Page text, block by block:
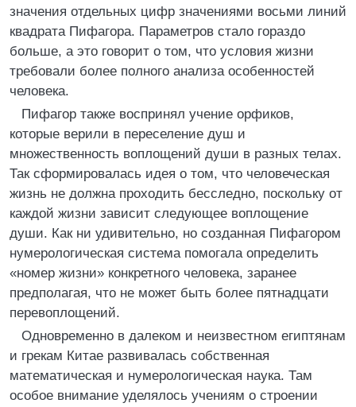
значения отдельных цифр значениями восьми линий
квадрата Пифагора. Параметров стало гораздо
больше, а это говорит о том, что условия жизни
требовали более полного анализа особенностей
человека.
Пифагор также воспринял учение орфиков,
которые верили в переселение душ и
множественность воплощений души в разных телах.
Так сформировалась идея о том, что человеческая
жизнь не должна проходить бесследно, поскольку от
каждой жизни зависит следующее воплощение
души. Как ни удивительно, но созданная Пифагором
нумерологическая система помогала определить
«номер жизни» конкретного человека, заранее
предполагая, что не может быть более пятнадцати
перевоплощений.
Одновременно в далеком и неизвестном египтянам
и грекам Китае развивалась собственная
математическая и нумерологическая наука. Там
особое внимание уделялось учениям о строении